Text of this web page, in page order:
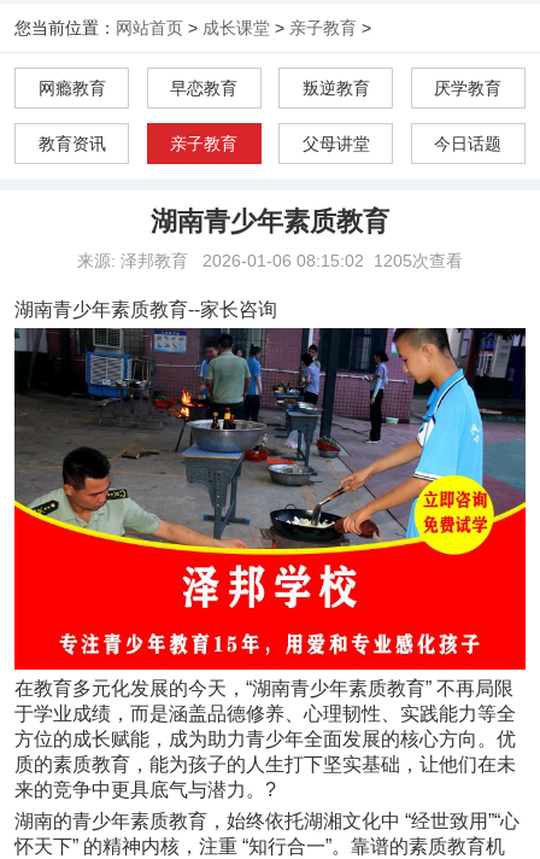
您当前位置： 网站首页 > 成长课堂 > 亲子教育 >
网瘾教育 早恋教育 叛逆教育 厌学教育
教育资讯 亲子教育 父母讲堂 今日话题
湖南青少年素质教育
来源: 泽邦教育 2026-01-06 08:15:02 1205次查看
湖南青少年素质教育--家长咨询
在教育多元化发展的今天，“湖南青少年素质教育” 不再局限
于学业成绩，而是涵盖品德修养、心理韧性、实践能力等全
方位的成长赋能，成为助力青少年全面发展的核心方向。优
质的素质教育，能为孩子的人生打下坚实基础，让他们在未
来的竞争中更具底气与潜力。 ?
湖南的青少年素质教育，始终依托湖湘文化中 “经世致用”“心
怀天下” 的精神内核，注重 “知行合一”。靠谱的素质教育机